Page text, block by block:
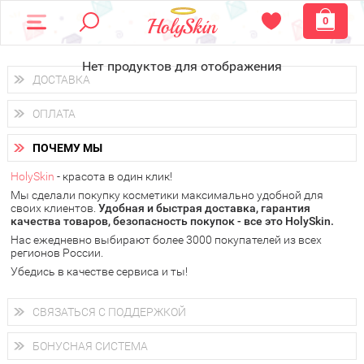
0
Нет продуктов для отображения
ДОСТАВКА
Доставка осуществляетсяпо всем городам России.
Вы можете выбрать доставку курьером, Почтой России или
получить заказ в пунктах выдачи PickPoint или пункте
самовывоза.
В 20 городах России доставка осуществляется ужена
следующий день.
у Вас всегда есть возможность получитьбесплатную
доставку от HolySkin.
подробнее об условиях доставки и оплаты в Вашем городе
ОПЛАТА
Вы можете оплатить свой заказ любым удобным способом:
наличными деньгами (
через интернет-банк (Альфа-банк, Сбербанк) и другими
электронными способами.
ПОЧЕМУ МЫ
HolySkin - красота в один клик!
Мы сделали покупку косметики максимально удобной для
своих клиентов. Удобная и быстрая доставка, гарантия
качества товаров, безопасность покупок - все это HolySkin.
Нас ежедневно выбирают более 3000 покупателей из всех
регионов России.
Убедись в качестве сервиса и ты!
СВЯЗАТЬСЯ С ПОДДЕРЖКОЙ
+7 (800) 707-24-55
Мы будем рады ответить на все Ваши вопросы по работе
магазина, проконсультировать по товарам, рассказать о
БОНУСНАЯ СИСТЕМА